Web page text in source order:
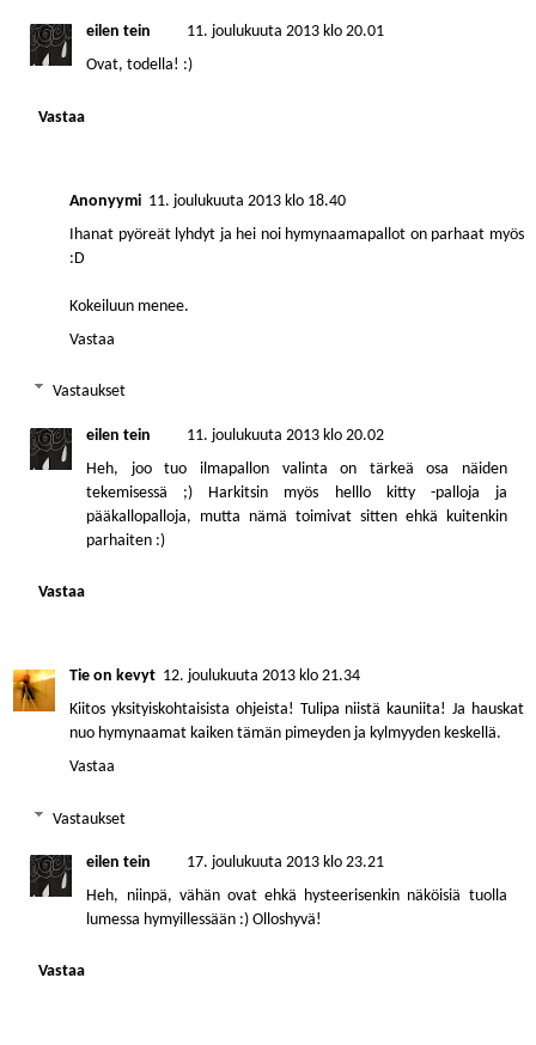
eilen tein
11. joulukuuta 2013 klo 20.01
Ovat, todella! :)
Vastaa
Anonyymi 11. joulukuuta 2013 klo 18.40
Ihanat pyöreät lyhdyt ja hei noi hymynaamapallot on parhaat myös
:D
Kokeiluun menee.
Vastaa
Vastaukset
eilen tein
11. joulukuuta 2013 klo 20.02
Heh, joo tuo ilmapallon valinta on tärkeä osa näiden
tekemisessä ;) Harkitsin myös helllo kitty -palloja ja
pääkallopalloja, mutta nämä toimivat sitten ehkä kuitenkin
parhaiten :)
Vastaa
Tie on kevyt 12. joulukuuta 2013 klo 21.34
Kiitos yksityiskohtaisista ohjeista! Tulipa niistä kauniita! Ja hauskat
nuo hymynaamat kaiken tämän pimeyden ja kylmyyden keskellä.
Vastaa
Vastaukset
eilen tein
17. joulukuuta 2013 klo 23.21
Heh, niinpä, vähän ovat ehkä hysteerisenkin näköisiä tuolla
lumessa hymyillessään :) Olloshyvä!
Vastaa